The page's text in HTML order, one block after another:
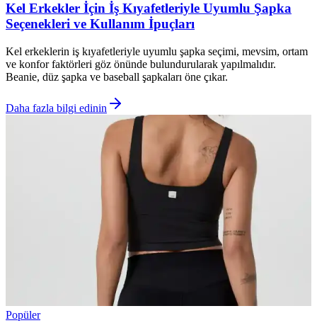
Kel Erkekler İçin İş Kıyafetleriyle Uyumlu Şapka
Seçenekleri ve Kullanım İpuçları
Kel erkeklerin iş kıyafetleriyle uyumlu şapka seçimi, mevsim, ortam
ve konfor faktörleri göz önünde bulundurularak yapılmalıdır.
Beanie, düz şapka ve baseball şapkaları öne çıkar.
Daha fazla bilgi edinin
Popüler